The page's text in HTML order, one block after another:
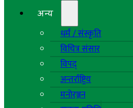
अन्य
धर्म / संस्कृति
विचित्र संसार
विपद्
अन्तर्राष्ट्रिय
मनोरञ्जन